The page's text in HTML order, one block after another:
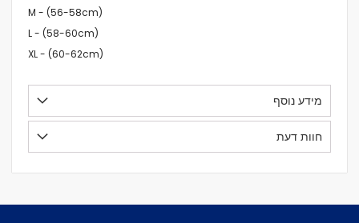
M - (56-58cm)
L - (58-60cm)
XL - (60-62cm)
מידע נוסף
חוות דעת